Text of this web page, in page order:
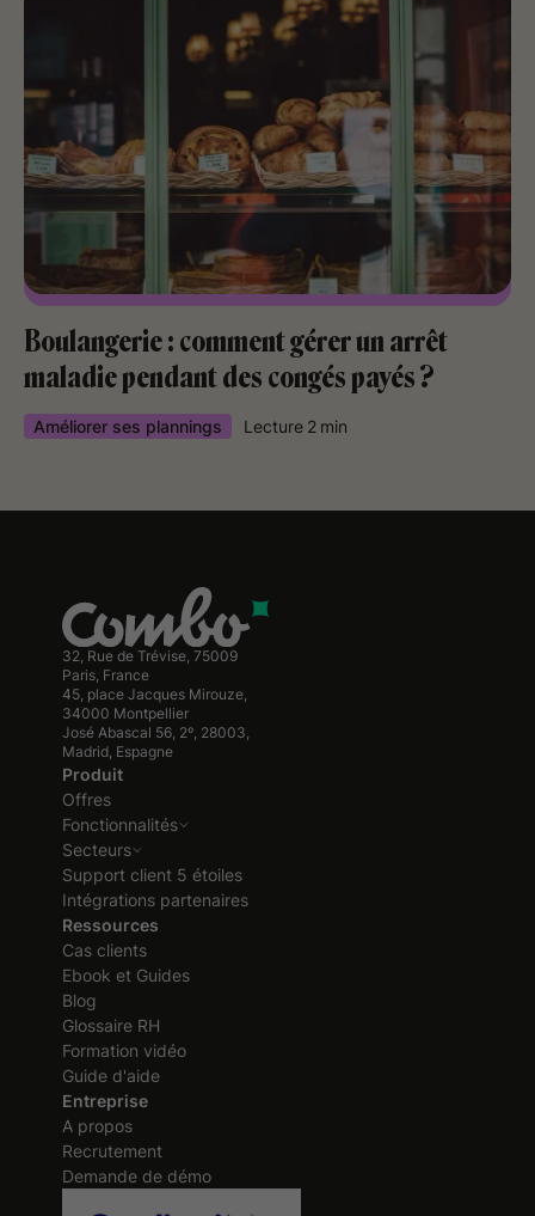
Boulangerie : comment gérer un arrêt
maladie pendant des congés payés ?
Améliorer ses plannings Lecture 2 min
32, Rue de Trévise, 75009
Paris, France
45, place Jacques Mirouze,
34000 Montpellier
José Abascal 56, 2º, 28003,
Madrid, Espagne
Produit
Offres
Fonctionnalités
Secteurs
Support client 5 étoiles
Intégrations partenaires
Ressources
Cas clients
Ebook et Guides
Blog
Glossaire RH
Formation vidéo
Guide d'aide
Entreprise
A propos
Recrutement
Demande de démo